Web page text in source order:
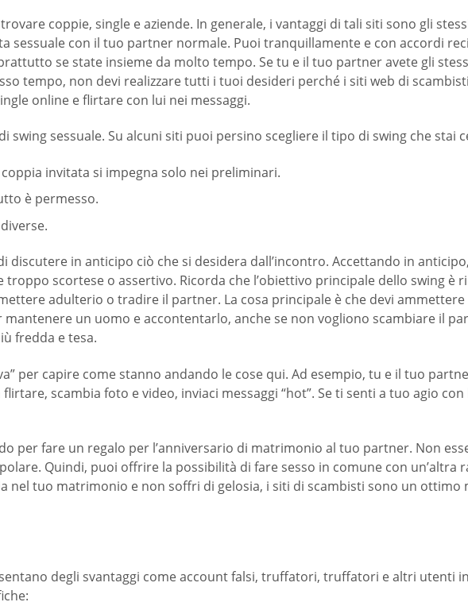
coppie, single e aziende. In generale, i vantaggi di tali siti sono gli
sessuale con il tuo partner normale. Puoi tranquillamente e con accordi
se state insieme da molto tempo. Se tu e il tuo partner avete gli
tempo, non devi realizzare tutti i tuoi desideri perché i siti web di
online e flirtare con lui nei messaggi.
sessuale. Su alcuni siti puoi persino scegliere il tipo di swing che stai
invitata si impegna solo nei preliminari.
è permesso.
in anticipo ciò che si desidera dall’incontro. Accettando in
scortese o assertivo. Ricorda che l’obiettivo principale dello swing è
adulterio o tradire il partner. La cosa principale è che devi
un uomo e accontentarlo, anche se non vogliono scambiare il
fredda e tesa.
per capire come stanno andando le cose qui. Ad esempio, tu e il tuo
scambia foto e video, inviaci messaggi “hot”. Se ti senti a tuo agio con
per fare un regalo per l’anniversario di matrimonio al tuo partner. Non
Quindi, puoi offrire la possibilità di fare sesso in comune con un’altra
nel tuo matrimonio e non soffri di gelosia, i siti di scambisti sono un
degli svantaggi come account falsi, truffatori, truffatori e altri utenti